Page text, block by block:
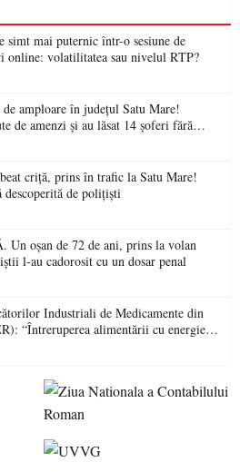
simt mai puternic într-o sesiune de
online: volatilitatea sau nivelul RTP?
amploare în județul Satu Mare!
de amenzi și au lăsat 14 șoferi fără
zi
criță, prins în trafic la Satu Mare!
de polițiști
Un oșan de 72 de ani, prins la volan
l-au cadorosit cu un dosar penal
Industriali de Medicamente din
“Întreruperea alimentării cu energie
de medicamente va pune în pericol